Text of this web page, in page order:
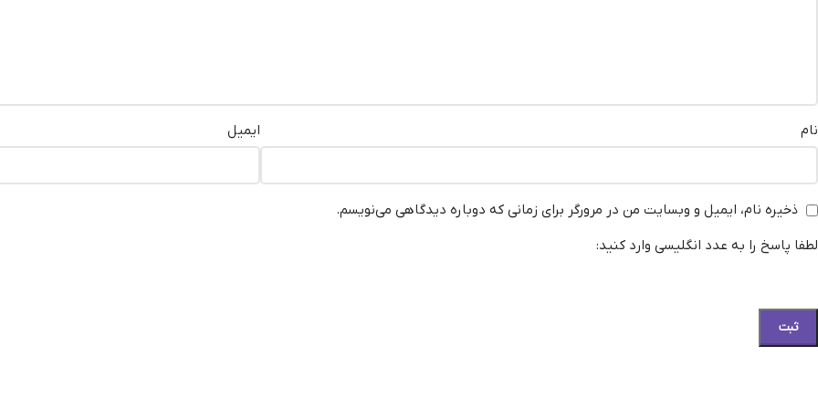
نام ایمیل
ذخیره نام، ایمیل و وبسایت من در مرورگر برای زمانی که دوباره دیدگاهی می‌نویسم.
لطفا پاسخ را به عدد انگلیسی وارد کنید: